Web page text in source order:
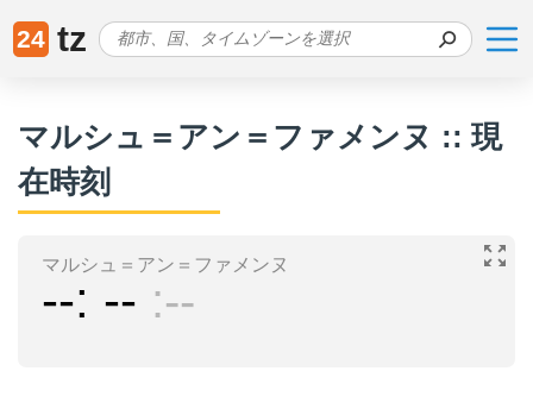
24 tz
マルシュ＝アン＝ファメンヌ :: 現
在時刻
マルシュ＝アン＝ファメンヌ
-- -- --